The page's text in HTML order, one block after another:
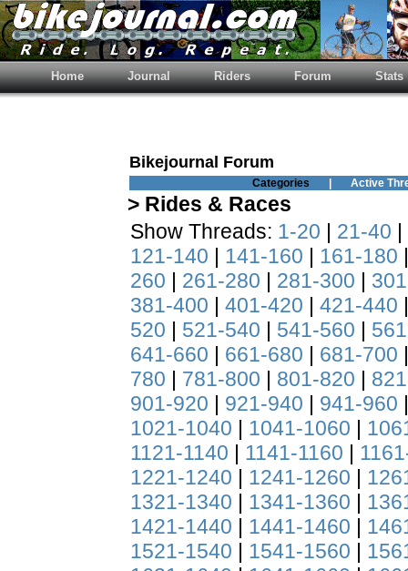
Home Journal Riders Forum Stats
Bikejournal Forum
Categories Active
> Rides & Races
Show Threads: 1-20 | 21-40 |
121-140 | 141-160 | 161-180
260 | 261-280 | 281-300 |
381-400 | 401-420 | 421-440
520 | 521-540 | 541-560 |
641-660 | 661-680 | 681-700
780 | 781-800 | 801-820 |
901-920 | 921-940 | 941-960
1021-1040 | 1041-1060 |
1121-1140 | 1141-1160 |
1221-1240 | 1241-1260 |
1321-1340 | 1341-1360 |
1421-1440 | 1441-1460 |
1521-1540 | 1541-1560 |